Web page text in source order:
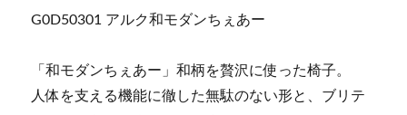
G0D50301 アルク和モダンちぇあー
「和モダンちぇあー」和柄を贅沢に使った椅子。
人体を支える機能に徹した無駄のない形と、ブリテ